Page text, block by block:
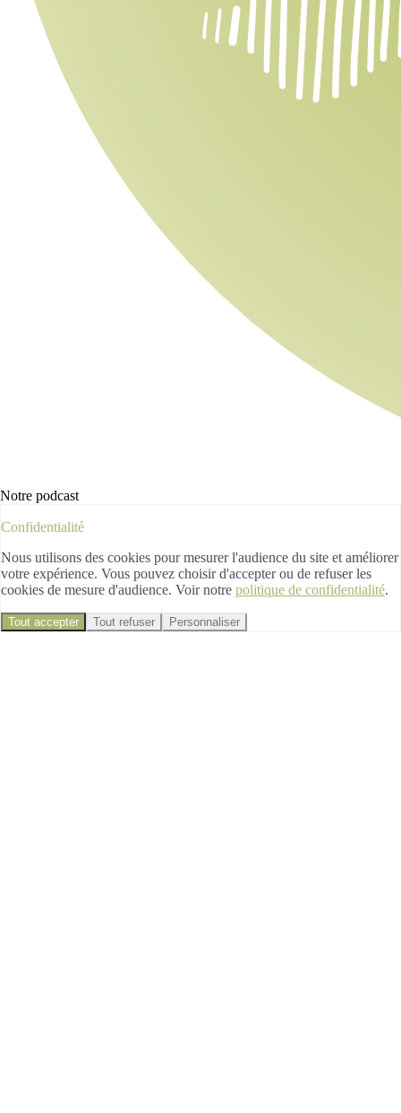
Notre podcast
Confidentialité
Nous utilisons des cookies pour mesurer l'audience du site et améliorer
votre expérience. Vous pouvez choisir d'accepter ou de refuser les
cookies de mesure d'audience. Voir notre politique de confidentialité.
Tout accepter Tout refuser Personnaliser